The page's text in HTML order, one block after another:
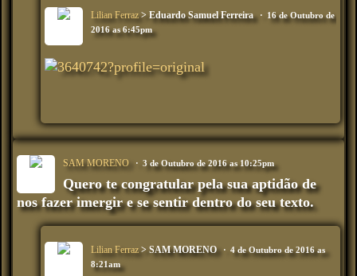
Lilian Ferraz> Eduardo Samuel Ferreira
16 de Outubro de
2016 as 6:45pm
SAM MORENO 3 de Outubro de 2016 as 10:25pm
Quero te congratular pela sua aptidão de
nos fazer imergir e se sentir dentro do seu texto.
Lilian Ferraz> SAM MORENO
4 de Outubro de 2016 as
8:21am